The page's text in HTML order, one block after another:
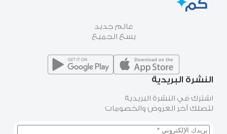
عالم جديد
يسع الجميع
النشرة البريدية
اشترك في النشرة البريدية
لتصلك آخر العروض والخصومات